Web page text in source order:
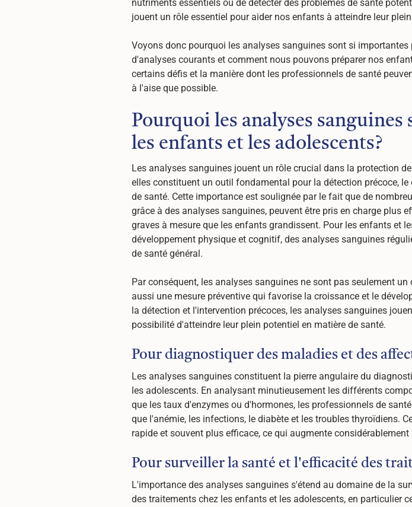
nutriments essentiels ou de détecter des problèmes de santé
jouent un rôle essentiel pour aider nos enfants à atteindre leur
Voyons donc pourquoi les analyses sanguines sont si
d'analyses courants et comment nous pouvons préparer nos
certains défis et la manière dont les professionnels de santé
à l'aise que possible.
Pourquoi les analyses
les enfants et les adolescents?
Les analyses sanguines jouent un rôle crucial dans la protection
elles constituent un outil fondamental pour la détection précoce,
de santé. Cette importance est soulignée par le fait que de
grâce à des analyses sanguines, peuvent être pris en charge plus
graves à mesure que les enfants grandissent. Pour les enfants et
développement physique et cognitif, des analyses sanguines
de santé général.
Par conséquent, les analyses sanguines ne sont pas seulement
aussi une mesure préventive qui favorise la croissance et le
la détection et l'intervention précoces, les analyses sanguines
possibilité d'atteindre leur plein potentiel en matière de santé.
Pour diagnostiquer des maladies et des
Les analyses sanguines constituent la pierre angulaire du
les adolescents. En analysant minutieusement les différents
que les taux d'enzymes ou d'hormones, les professionnels de
que l'anémie, les infections, le diabète et les troubles thyroïdiens.
rapide et souvent plus efficace, ce qui augmente
Pour surveiller la santé et l'efficacité des
L'importance des analyses sanguines s'étend au domaine de la
des traitements chez les enfants et les adolescents, en particulier